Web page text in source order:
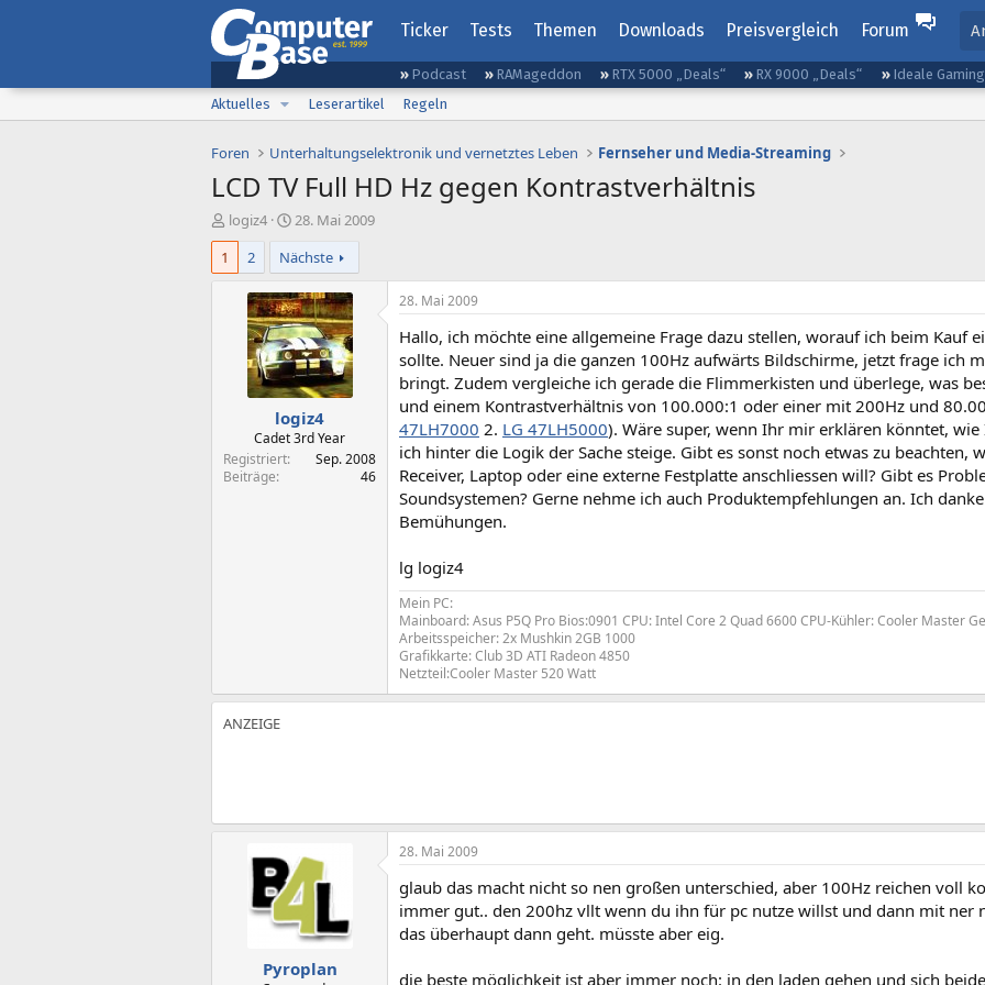
Ticker Tests Themen Downloads Preisvergleich Forum
Podcast RAMageddon RTX 5000 „Deals“ RX 9000 „Deals“
Ideale
Aktuelles
Leserartikel Regeln
Foren Unterhaltungselektronik und vernetztes Leben Fernseher und Media-Streaming
LCD TV Full HD Hz gegen Kontrastverhältnis
E
r
t
logiz4
E
r
s
t
e
l
l
t
a
m
28. Mai 2009
1
2 Nächste
logiz4
Cadet 3rd Year
Registriert
Sep. 2008
Beiträge
46
28. Mai 2009
Hallo, ich möchte eine allgemeine Frage dazu stellen, worauf ich beim Kauf
sollte. Neuer sind ja die ganzen 100Hz aufwärts Bildschirme, jetzt frage ich
bringt. Zudem vergleiche ich gerade die Flimmerkisten und überlege, was
und einem Kontrastverhältnis von 100.000:1 oder einer mit 200Hz und
47LH7000 2. LG 47LH5000). Wäre super, wenn Ihr mir erklären könntet,
ich hinter die Logik der Sache steige. Gibt es sonst noch etwas zu beachten,
Receiver, Laptop oder eine externe Festplatte anschliessen will? Gibt es
Soundsystemen? Gerne nehme ich auch Produktempfehlungen an. Ich
Bemühungen.
lg logiz4
Mein PC:
Mainboard: Asus P5Q Pro Bios:0901 CPU: Intel Core 2 Quad 6600 CPU-Kühler: Cooler Master
Arbeitsspeicher: 2x Mushkin 2GB 1000
Grafikkarte: Club 3D ATI Radeon 4850
Netzteil:Cooler Master 520 Watt
Pyroplan
28. Mai 2009
glaub das macht nicht so nen großen unterschied, aber 100Hz reichen voll
immer gut.. den 200hz vllt wenn du ihn für pc nutze willst und dann mit ner
das überhaupt dann geht. müsste aber eig.
die beste möglichkeit ist aber immer noch: in den laden gehen und sich